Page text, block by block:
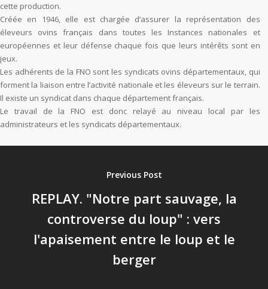
cette production.
Créée en 1946, elle est chargée d’assurer la représentation des
éleveurs ovins français dans toutes les Instances nationales et
européennes et leur défense chaque fois que leurs intérêts sont en
jeux.
Les adhérents de la FNO sont les syndicats ovins départementaux, qui
forment la liaison entre l’activité nationale et les éleveurs sur le terrain.
Il existe un syndicat dans chaque département français.
Le travail de la FNO est donc relayé au niveau local par les
administrateurs et les syndicats départementaux.
Previous Post
REPLAY. "Notre part sauvage, la
controverse du loup" : vers
l'apaisement entre le loup et le
berger